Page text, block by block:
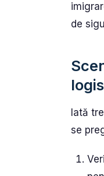
de
Iată
se